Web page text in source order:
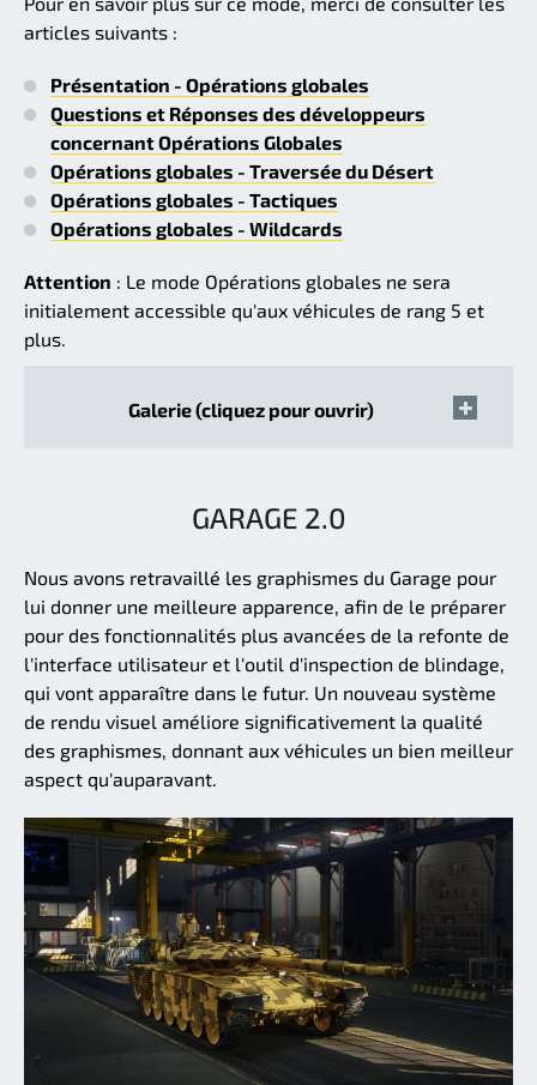
articles suivants :
Présentation - Opérations globales
Questions et Réponses des développeurs
concernant Opérations Globales
Opérations globales - Traversée du Désert
Opérations globales - Tactiques
Opérations globales - Wildcards
Attention : Le mode Opérations globales ne sera
initialement accessible qu'aux véhicules de rang 5 et
plus.
Galerie (cliquez pour ouvrir)
GARAGE 2.0
Nous avons retravaillé les graphismes du Garage pour
lui donner une meilleure apparence, afin de le préparer
pour des fonctionnalités plus avancées de la refonte de
l'interface utilisateur et l'outil d'inspection de blindage,
qui vont apparaître dans le futur. Un nouveau système
de rendu visuel améliore significativement la qualité
des graphismes, donnant aux véhicules un bien meilleur
aspect qu'auparavant.